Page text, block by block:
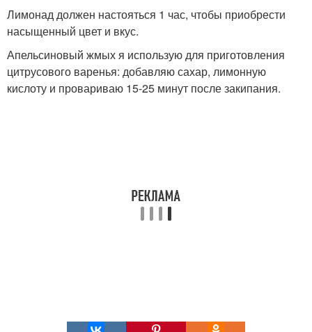
Лимонад должен настояться 1 час, чтобы приобрести
насыщенный цвет и вкус.
Апельсиновый жмых я использую для приготовления
цитрусового варенья: добавляю сахар, лимонную
кислоту и провариваю 15-25 минут после закипания.